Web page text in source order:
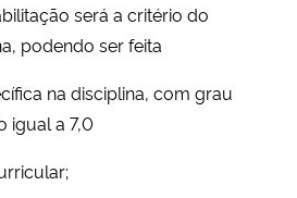
será a critério do
podendo ser feita
na disciplina, com grau
igual a 7,0